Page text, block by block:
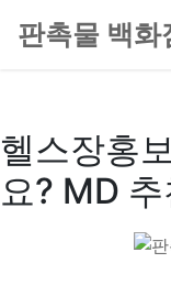
판촉물 백화
헬스장홍
요? MD